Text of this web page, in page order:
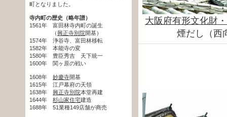
大阪府有形文化財
煙だし（西
町となりました。
寺内町の歴史（略年譜）
1561年 富田林寺内町の誕生
（興正寺別院開基）
1574年 浄谷寺、富田林移転
1582年 本能寺の変
1580年 豊臣秀吉 天下統一
1600年 関ヶ原の戦い
1608年 妙慶寺開基
1615年 江戸幕府の天領
1638年 興正寺別院本堂再建
1644年 杉山家住宅建造
1688年 51業種149店舗が商売